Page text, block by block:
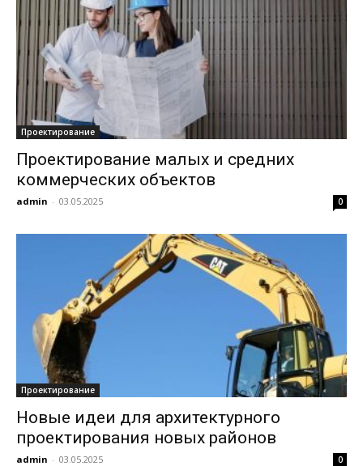
Проектирование
Проектирование малых и средних
коммерческих объектов
admin - 03.05.2025 0
Проектирование
Новые идеи для архитектурного
проектирования новых районов
admin - 03.05.2025 0